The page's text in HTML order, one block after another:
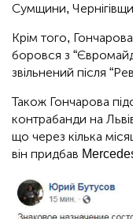
Сумщини,
Крім того, Гончарова
боровся з
звільнений після
Також Гончарова
контрабанди на
що через кілька
він придбав